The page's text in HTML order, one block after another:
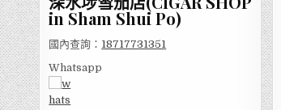
in Sham Shui Po)
國內查詢： 18717731351
Whatsapp